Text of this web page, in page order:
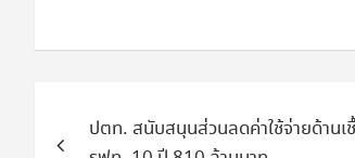
เรื่องปตท. สนับสนุนส่วนลดค่าใช้จ่ายด้านเ